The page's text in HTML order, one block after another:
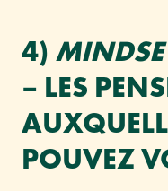
4)
– LES
POUVEZ